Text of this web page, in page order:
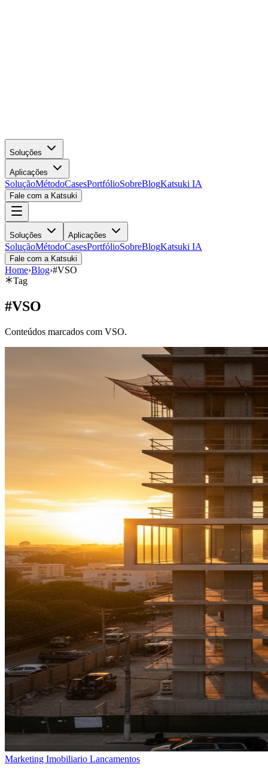
Soluções
Aplicações
SoluçãoMétodoCasesPortfólioSobreBlogKatsuki IA
Fale com a Katsuki
Soluções Aplicações
SoluçãoMétodoCasesPortfólioSobreBlogKatsuki IA
Fale com a Katsuki
Home›Blog›#VSO
Tag
#VSO
Conteúdos marcados com VSO.
Marketing Imobiliario Lancamentos